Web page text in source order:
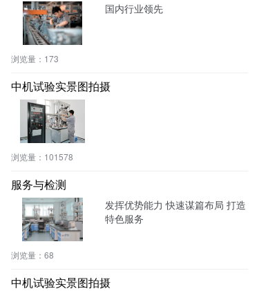
国内行业领先
浏览量： 173
中机试验实景图拍摄
浏览量： 101578
服务与检测
发挥优势能力 快速谋篇布局 打造
特色服务
浏览量： 68
中机试验实景图拍摄